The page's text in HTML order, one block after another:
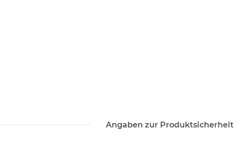
Angaben zur Produktsicherheit